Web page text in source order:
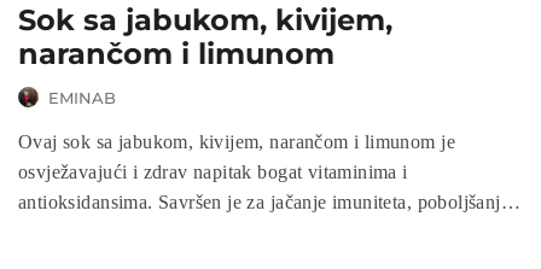
Sok sa jabukom, kivijem,
narančom i limunom
EMINAB
Ovaj sok sa jabukom, kivijem, narančom i limunom je
osvježavajući i zdrav napitak bogat vitaminima i
antioksidansima. Savršen je za jačanje imuniteta, poboljšanje